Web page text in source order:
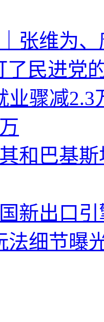
张维为
了民进党
业骤减
和巴基
新出口
法细节